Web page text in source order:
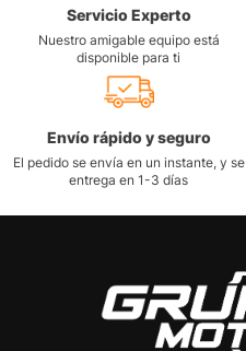
Servicio Experto
Nuestro amigable equipo está
disponible para ti
Envío rápido y seguro
El pedido se envía en un instante, y se
entrega en 1-3 días